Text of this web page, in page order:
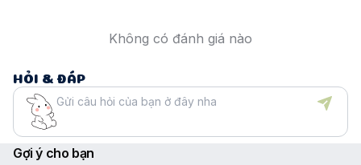
Không có đánh giá nào
HỎI & ĐÁP
Gợi ý cho bạn